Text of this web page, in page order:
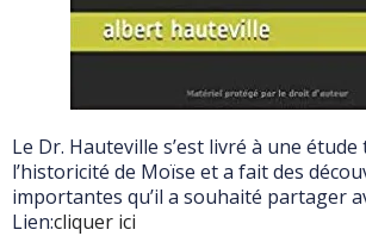
Le Dr. Hauteville s’est livré à une
l’historicité de Moïse et a fait des
importantes qu’il a souhaité partager
Lien:cliquer ici